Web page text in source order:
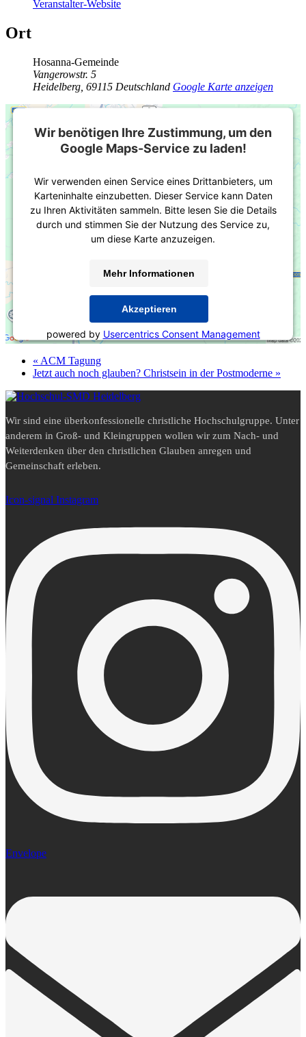
Veranstalter-Website
Ort
Hosanna-Gemeinde
Vangerowstr. 5
Heidelberg 69115 Deutschland Google Karte anzeigen
Wir benötigen Ihre Zustimmung, um den
Google Maps-Service zu laden!
Wir verwenden einen Service eines Drittanbieters, um
Karteninhalte einzubetten. Dieser Service kann Daten
zu Ihren Aktivitäten sammeln. Bitte lesen Sie die Details
durch und stimmen Sie der Nutzung des Service zu,
um diese Karte anzuzeigen.
Mehr Informationen
Akzeptieren
powered by Usercentrics Consent Management
« ACM Tagung
Jetzt auch noch glauben? Christsein in der Postmoderne »
Wir sind eine überkonfessionelle christliche Hochschulgruppe. Unter
anderem in Groß- und Kleingruppen wollen wir zum Nach- und
Weiterdenken über den christlichen Glauben anregen und
Gemeinschaft erleben.
Icon-signal Instagram
Envelope